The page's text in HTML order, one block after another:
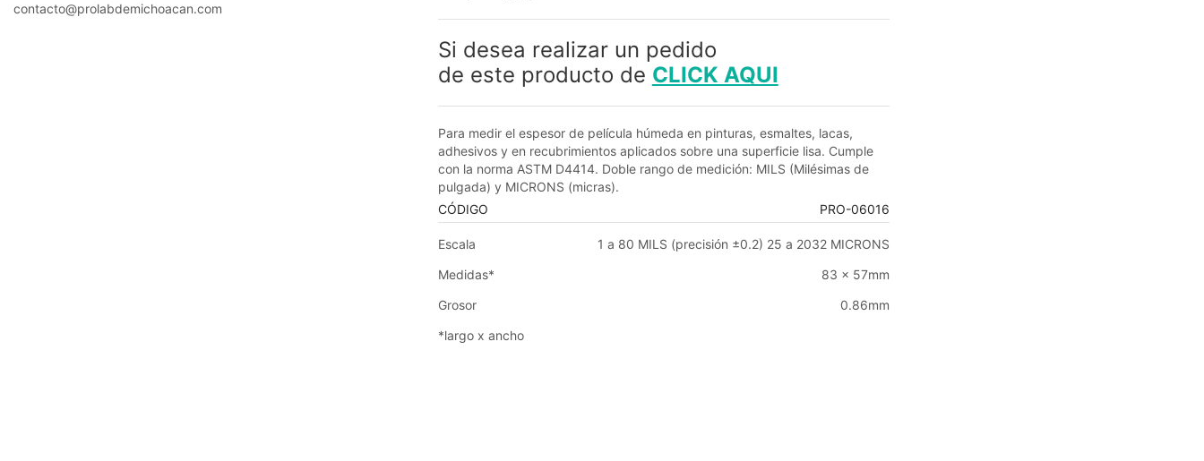
contacto@prolabdemichoacan.com
Si desea realizar un pedido
de este producto de CLICK AQUI
Para medir el espesor de película húmeda en pinturas, esmaltes, lacas,
adhesivos y en recubrimientos aplicados sobre una superficie lisa. Cumple
con la norma ASTM D4414. Doble rango de medición: MILS (Milésimas de
pulgada) y MICRONS (micras).
CÓDIGO
PRO-06016
Escala
1 a 80 MILS (precisión ±0.2) 25 a 2032 MICRONS
Medidas*
83 x 57mm
Grosor
0.86mm
*largo x ancho